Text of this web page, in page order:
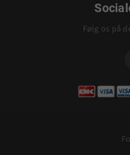
Følg os på